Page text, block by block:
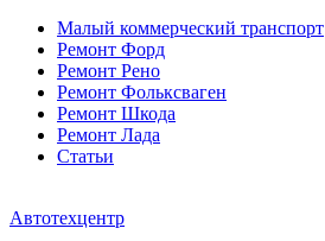
Малый коммерческий транспорт
Ремонт Форд
Ремонт Рено
Ремонт Фольксваген
Ремонт Шкода
Ремонт Лада
Статьи
Автотехцентр